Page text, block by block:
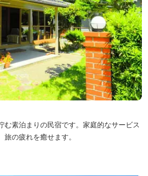
む素泊まりの民宿です。家庭的なサービス
の疲れを癒せます。